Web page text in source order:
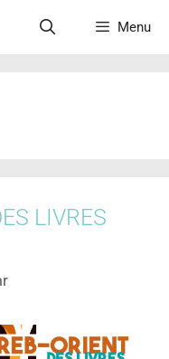
Menu
LIVRES